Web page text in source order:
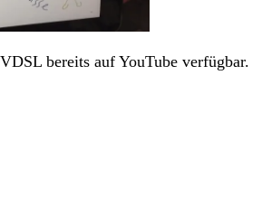
bereits auf YouTube verfügbar.